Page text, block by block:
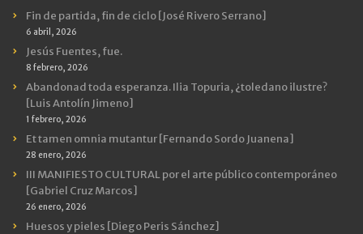
Fin de partida, fin de ciclo [José Rivero Serrano]
6 abril, 2026
Jesús Fuentes, fue.
8 febrero, 2026
Abandonad toda esperanza. Ilia Topuria, ¿toledano ilustre?
[Luis Antolín Jimeno]
1 febrero, 2026
Et tamen omnia mutantur [Fernando Sordo Juanena]
28 enero, 2026
III MANIFIESTO CULTURAL por el arte público contemporáneo
[Gabriel Cruz Marcos]
26 enero, 2026
Huesos y pieles [Diego Peris Sánchez]